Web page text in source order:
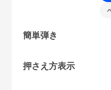
簡単弾き
押さえ方表示